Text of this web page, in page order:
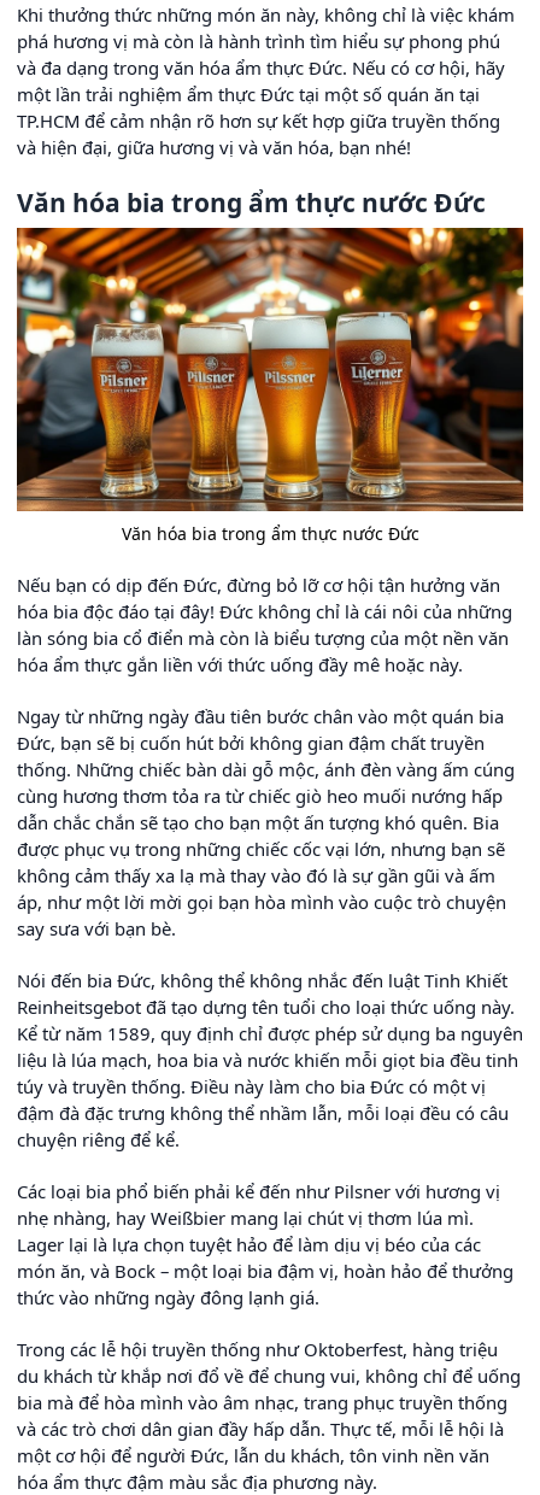
Khi thưởng thức những món ăn này, không chỉ là việc khám
phá hương vị mà còn là hành trình tìm hiểu sự phong phú
và đa dạng trong văn hóa ẩm thực Đức. Nếu có cơ hội, hãy
một lần trải nghiệm ẩm thực Đức tại một số quán ăn tại
TP.HCM để cảm nhận rõ hơn sự kết hợp giữa truyền thống
và hiện đại, giữa hương vị và văn hóa, bạn nhé!
Văn hóa bia trong ẩm thực nước Đức
Văn hóa bia trong ẩm thực nước Đức
Nếu bạn có dịp đến Đức, đừng bỏ lỡ cơ hội tận hưởng văn
hóa bia độc đáo tại đây! Đức không chỉ là cái nôi của những
làn sóng bia cổ điển mà còn là biểu tượng của một nền văn
hóa ẩm thực gắn liền với thức uống đầy mê hoặc này.
Ngay từ những ngày đầu tiên bước chân vào một quán bia
Đức, bạn sẽ bị cuốn hút bởi không gian đậm chất truyền
thống. Những chiếc bàn dài gỗ mộc, ánh đèn vàng ấm cúng
cùng hương thơm tỏa ra từ chiếc giò heo muối nướng hấp
dẫn chắc chắn sẽ tạo cho bạn một ấn tượng khó quên. Bia
được phục vụ trong những chiếc cốc vại lớn, nhưng bạn sẽ
không cảm thấy xa lạ mà thay vào đó là sự gần gũi và ấm
áp, như một lời mời gọi bạn hòa mình vào cuộc trò chuyện
say sưa với bạn bè.
Nói đến bia Đức, không thể không nhắc đến luật Tinh Khiết
Reinheitsgebot đã tạo dựng tên tuổi cho loại thức uống này.
Kể từ năm 1589, quy định chỉ được phép sử dụng ba nguyên
liệu là lúa mạch, hoa bia và nước khiến mỗi giọt bia đều tinh
túy và truyền thống. Điều này làm cho bia Đức có một vị
đậm đà đặc trưng không thể nhầm lẫn, mỗi loại đều có câu
chuyện riêng để kể.
Các loại bia phổ biến phải kể đến như Pilsner với hương vị
nhẹ nhàng, hay Weißbier mang lại chút vị thơm lúa mì.
Lager lại là lựa chọn tuyệt hảo để làm dịu vị béo của các
món ăn, và Bock – một loại bia đậm vị, hoàn hảo để thưởng
thức vào những ngày đông lạnh giá.
Trong các lễ hội truyền thống như Oktoberfest, hàng triệu
du khách từ khắp nơi đổ về để chung vui, không chỉ để uống
bia mà để hòa mình vào âm nhạc, trang phục truyền thống
và các trò chơi dân gian đầy hấp dẫn. Thực tế, mỗi lễ hội là
một cơ hội để người Đức, lẫn du khách, tôn vinh nền văn
hóa ẩm thực đậm màu sắc địa phương này.